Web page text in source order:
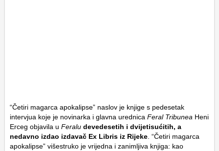
“Četiri magarca apokalipse” naslov je knjige s pedesetak
intervjua koje je novinarka i glavna urednica Feral Tribunea Heni
Erceg objavila u Feralu devedesetih i dvijetisućitih, a
nedavno izdao izdavač Ex Libris iz Rijeke. “Četiri magarca
apokalipse” višestruko je vrijedna i zanimljiva knjiga: kao